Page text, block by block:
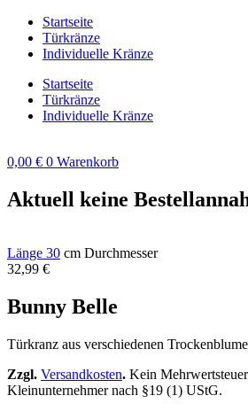
Zum
Inhalt
springen
Startseite
Türkränze
Individuelle Kränze
Startseite
Türkränze
Individuelle Kränze
0,00 € 0 Warenkorb
Aktuell keine
Länge 30 cm Durchmesser
32,99 €
Bunny Belle
Türkranz aus verschiedenen
Zzgl. Versandkosten. Kein
Kleinunternehmer nach §19 (1) UStG.